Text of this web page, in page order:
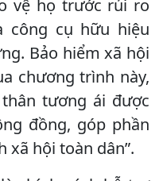
vệ họ trước rủi ro
công cụ hữu hiệu
Bảo hiểm xã hội
chương trình này,
tương ái được
đồng, góp phần
xã hội toàn dân”.